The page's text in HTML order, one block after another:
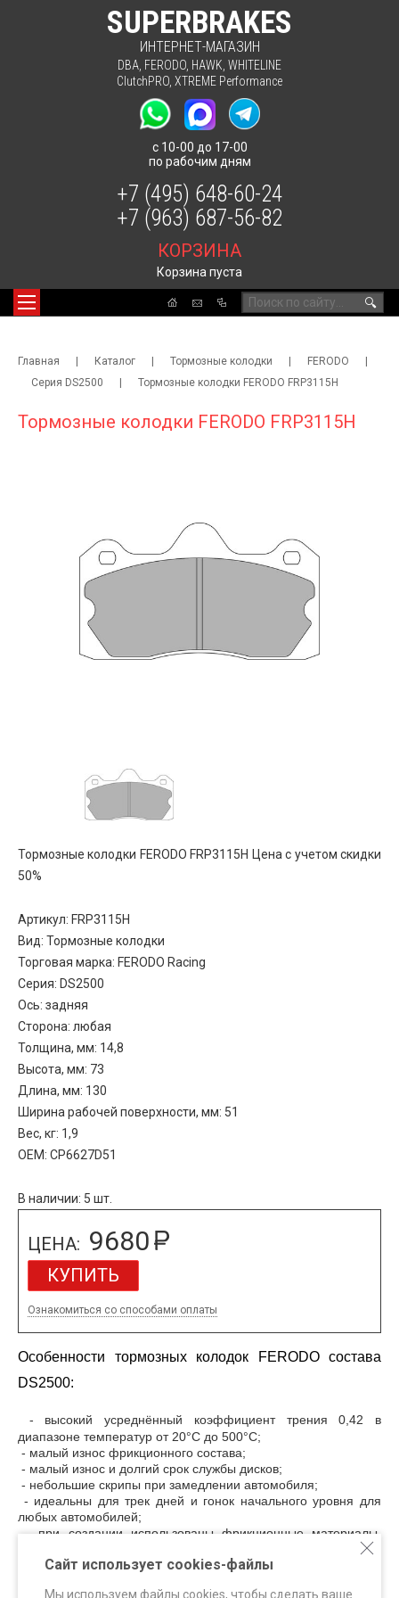
SUPERBRAKES
ИНТЕРНЕТ-МАГАЗИН
DBA FERODO HAWK WHITELINE
ClutchPRO XTREME Performance
с 10-00 до 17-00
по рабочим дням
🔍
КОРЗИНА
Корзина пуста
+7 (495) 648-60-24
+7 (963) 687-56-82
Главная | Каталог | Тормозные колодки | FERODO
|
Серия DS2500
| Тормозные колодки FERODO FRP3115H
Тормозные колодки FERODO FRP3115H
Тормозные колодки FERODO FRP3115H Цена с учетом скидки
50%
Артикул: FRP3115H
Вид: Тормозные колодки
Торговая марка: FERODO Racing
Серия: DS2500
Ось: задняя
Сторона: любая
Толщина, мм: 14,8
Высота, мм: 73
Длина, мм: 130
Ширина рабочей поверхности, мм: 51
Вес, кг: 1,9
OEM: CP6627D51
В наличии: 5 шт.
ЦЕНА: 9680
КУПИТЬ
Ознакомиться со способами оплаты
Особенности тормозных колодок FERODO состава
DS2500:
- высокий усреднённый коэффициент трения 0,42 в
диапазоне температур от 20°С до 500°С;
- малый износ фрикционного состава;
- малый износ и долгий срок службы дисков;
- небольшие скрипы при замедлении автомобиля;
- идеальны для трек дней и гонок начального уровня для
любых автомобилей;
- при создании использованы фрикционные материалы,
- сделаны в Италии.
Сайт использует cookies-файлы
Мы используем файлы cookies, чтобы сделать ваше